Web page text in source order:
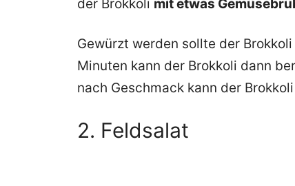
der Brokkoli mit etwas
Gewürzt werden sollte der
Minuten kann der Brokkoli dann
nach Geschmack kann der
2. Feldsalat